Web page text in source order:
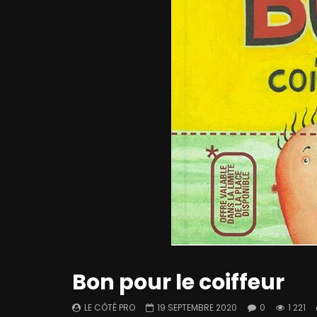
Bon pour le coiffeur
LE CÔTÉ PRO 19 SEPTEMBRE 2020 0 1 221